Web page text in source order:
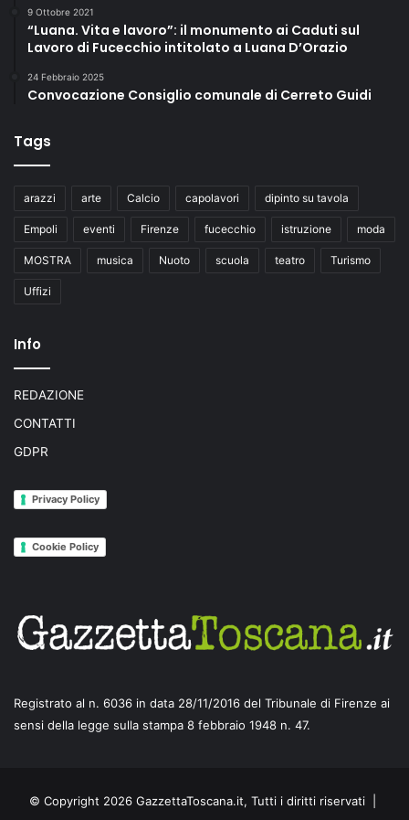
9 Ottobre 2021
“Luana. Vita e lavoro”: il monumento ai Caduti sul
Lavoro di Fucecchio intitolato a Luana D’Orazio
24 Febbraio 2025
Convocazione Consiglio comunale di Cerreto Guidi
Tags
arazzi arte Calcio capolavori dipinto su tavola
Empoli eventi Firenze fucecchio istruzione moda
MOSTRA musica Nuoto scuola teatro Turismo
Uffizi
Info
REDAZIONE
CONTATTI
GDPR
Privacy Policy
Cookie Policy
Registrato al n. 6036 in data 28/11/2016 del Tribunale di Firenze ai
sensi della legge sulla stampa 8 febbraio 1948 n. 47.
© Copyright 2026 GazzettaToscana.it, Tutti i diritti riservati |